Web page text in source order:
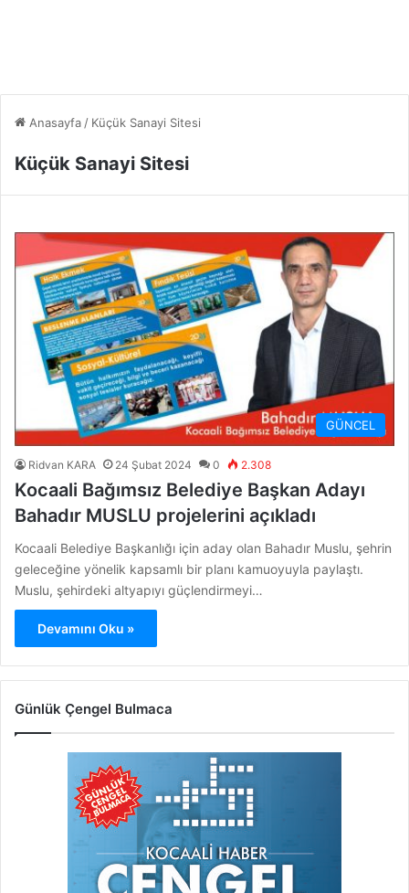
Anasayfa / Küçük Sanayi Sitesi
Küçük Sanayi Sitesi
GÜNCEL
Ridvan KARA 24 Şubat 2024 0 2.308
Kocaali Bağımsız Belediye Başkan Adayı
Bahadır MUSLU projelerini açıkladı
Kocaali Belediye Başkanlığı için aday olan Bahadır Muslu, şehrin
geleceğine yönelik kapsamlı bir planı kamuoyuyla paylaştı.
Muslu, şehirdeki altyapıyı güçlendirmeyi…
Devamını Oku »
Günlük Çengel Bulmaca